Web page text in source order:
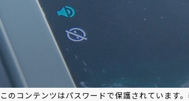
このコンテンツはパスワードで保護されています